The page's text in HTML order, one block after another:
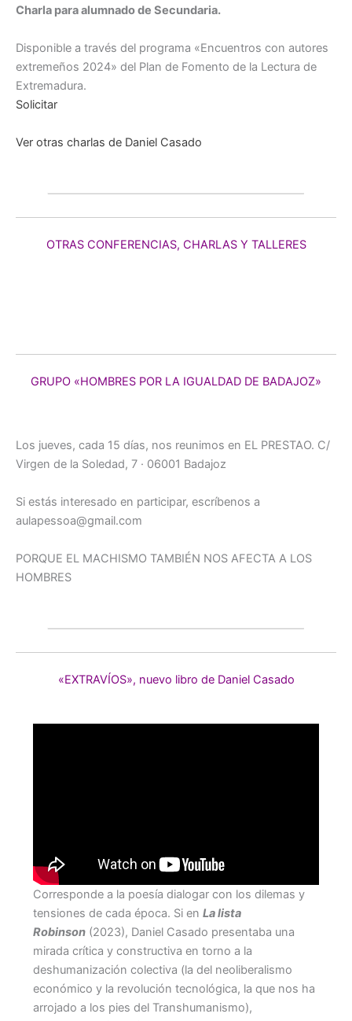
Charla para alumnado de Secundaria.
Disponible a través del programa «Encuentros con autores
extremeños 2024» del Plan de Fomento de la Lectura de
Extremadura.
Solicitar
Ver otras charlas de Daniel Casado
OTRAS CONFERENCIAS, CHARLAS Y TALLERES
GRUPO «HOMBRES POR LA IGUALDAD DE BADAJOZ»
Los jueves, cada 15 días, nos reunimos en EL PRESTAO. C/
Virgen de la Soledad, 7 · 06001 Badajoz
Si estás interesado en participar, escríbenos a
aulapessoa@gmail.com
PORQUE EL MACHISMO TAMBIÉN NOS AFECTA A LOS
HOMBRES
«EXTRAVÍOS», nuevo libro de Daniel Casado
Corresponde a la poesía dialogar con los dilemas y
tensiones de cada época. Si en La lista
Robinson (2023), Daniel Casado presentaba una
mirada crítica y constructiva en torno a la
deshumanización colectiva (la del neoliberalismo
económico y la revolución tecnológica, la que nos ha
arrojado a los pies del Transhumanismo),